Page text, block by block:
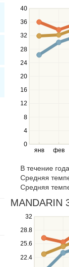
янв фев
0
4
8
12
16
20
24
28
32
36
40
Use
the
and
down
to
navigate
series.
Use
the
and
right
keys
navigate
through
items
in
a
series.
В течение
Средняя
Средняя
MANDARIN
22.4
25.6
28.8
32
Use
the
and
down